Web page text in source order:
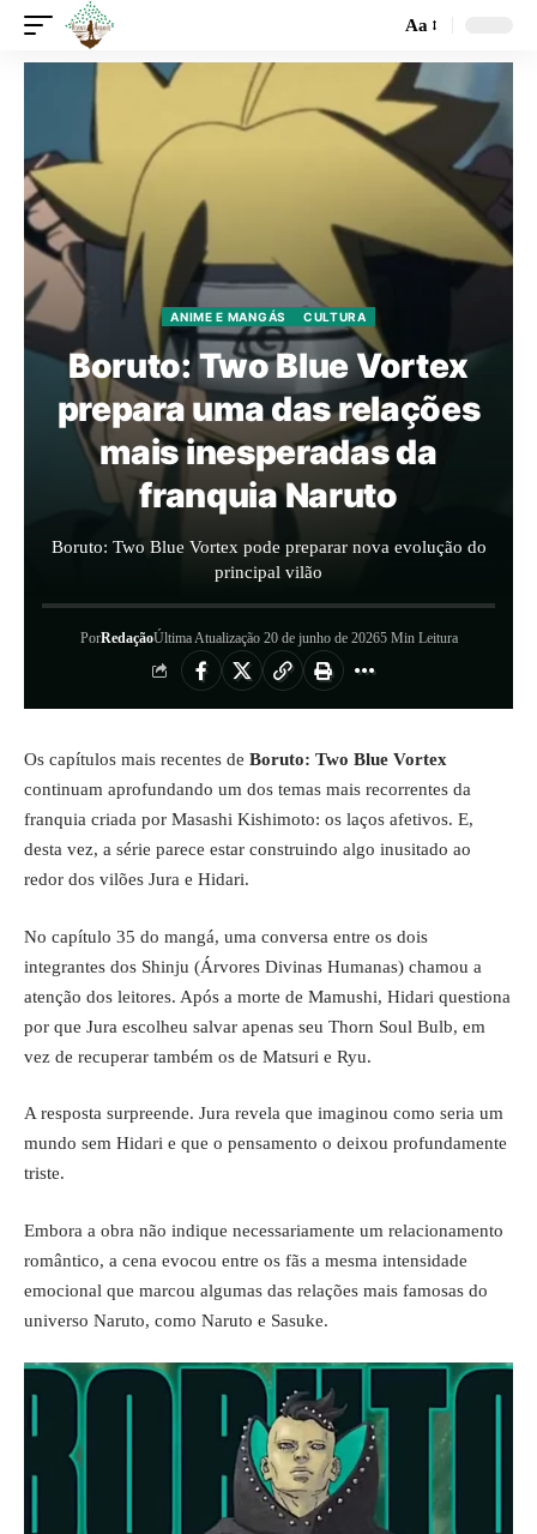
Aa
ANIME E MANGÁS CULTURA
Boruto: Two Blue Vortex
prepara uma das relações
mais inesperadas da
franquia Naruto
Boruto: Two Blue Vortex pode preparar nova evolução do
principal vilão
PorRedaçãoÚltima Atualização 20 de junho de 20265 Min Leitura
Os capítulos mais recentes de Boruto: Two Blue Vortex
continuam aprofundando um dos temas mais recorrentes da
franquia criada por Masashi Kishimoto: os laços afetivos. E,
desta vez, a série parece estar construindo algo inusitado ao
redor dos vilões Jura e Hidari.
No capítulo 35 do mangá, uma conversa entre os dois
integrantes dos Shinju (Árvores Divinas Humanas) chamou a
atenção dos leitores. Após a morte de Mamushi, Hidari questiona
por que Jura escolheu salvar apenas seu Thorn Soul Bulb, em
vez de recuperar também os de Matsuri e Ryu.
A resposta surpreende. Jura revela que imaginou como seria um
mundo sem Hidari e que o pensamento o deixou profundamente
triste.
Embora a obra não indique necessariamente um relacionamento
romântico, a cena evocou entre os fãs a mesma intensidade
emocional que marcou algumas das relações mais famosas do
universo Naruto, como Naruto e Sasuke.